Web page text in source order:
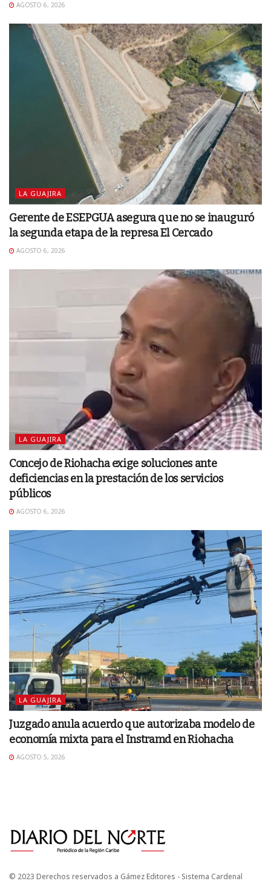
AGOSTO 6, 2026
LA GUAJIRA
Gerente de ESEPGUA asegura que no se inauguró
la segunda etapa de la represa El Cercado
AGOSTO 6, 2026
LA GUAJIRA
Concejo de Riohacha exige soluciones ante
deficiencias en la prestación de los servicios
públicos
AGOSTO 6, 2026
LA GUAJIRA
Juzgado anula acuerdo que autorizaba modelo de
economía mixta para el Instramd en Riohacha
AGOSTO 5, 2026
© 2023 Derechos reservados a Gámez Editores - Sistema Cardenal